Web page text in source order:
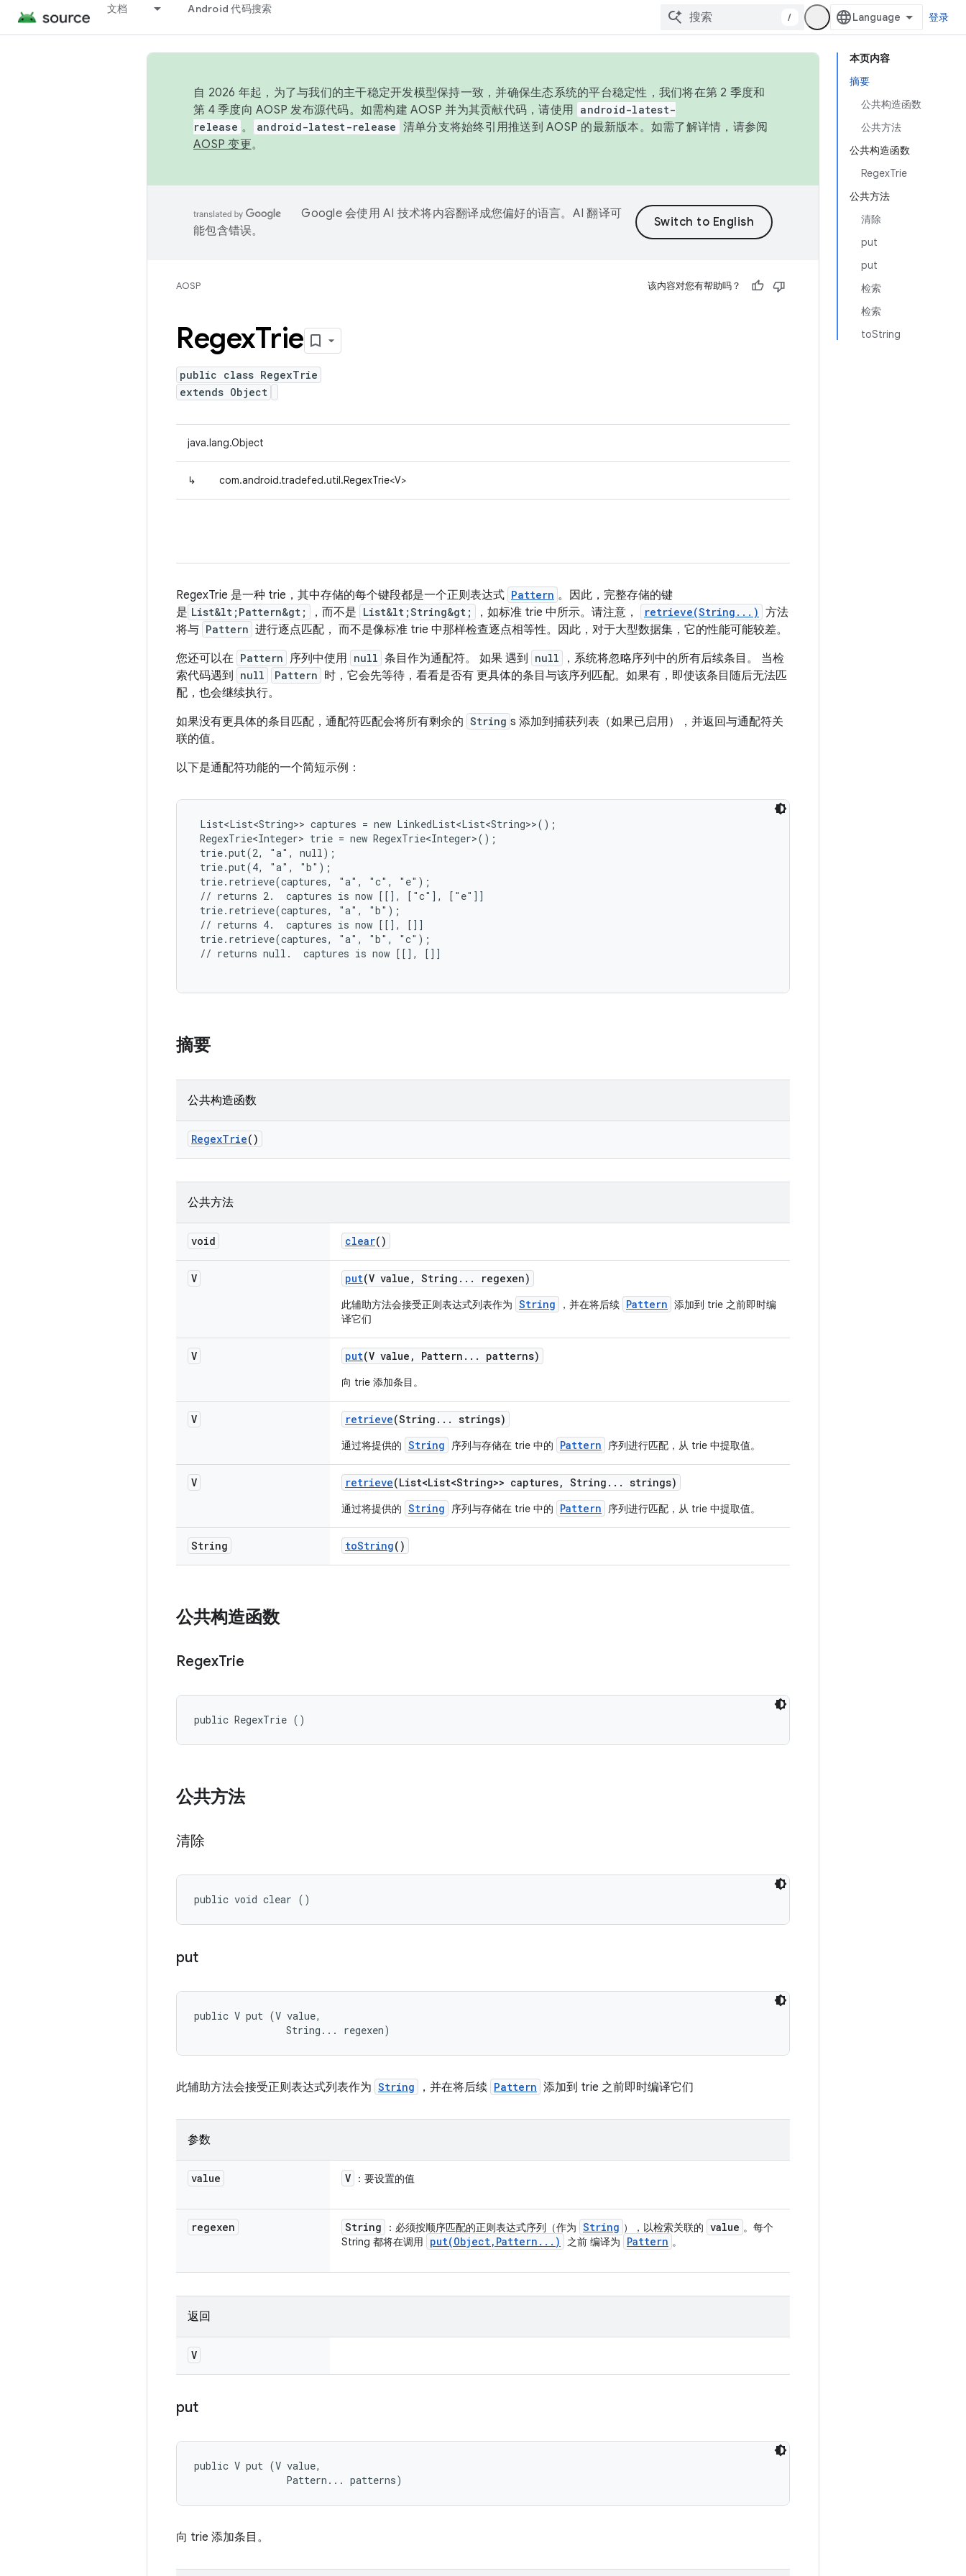
文档 Android 代码搜索
/ 登录
本页内容
摘要
公共构造函数
公共方法
公共构造函数
RegexTrie
公共方法
清除
put
put
检索
检索
toString
自 2026 年起，为了与我们的主干稳定开发模型保持一致，并确保生态系统的平台稳定性，我们将在第 2 季度和
第 4 季度向 AOSP 发布源代码。如需构建 AOSP 并为其贡献代码，请使用 android-latest-
release 。 android-latest-release 清单分支将始终引用推送到 AOSP 的最新版本。如需了解详情，请参阅
AOSP 变更。
Google 会使用 AI 技术将内容翻译成您偏好的语言。AI 翻译可
能包含错误。
AOSP 该内容对您有帮助吗？
RegexTrie
public class RegexTrie
extends Object
java.lang.Object
↳ com.android.tradefed.util.RegexTrie<V>
RegexTrie 是一种 trie，其中存储的每个键段都是一个正则表达式 Pattern 。 因此，完整存储的键
是 List&lt;Pattern&gt; ，而不是 List&lt;String&gt; ，如标准 trie 中所示。请注意， retrieve(String...) 方法
将与 Pattern 进行逐点匹配， 而不是像标准 trie 中那样检查逐点相等性。因此，对于大型数据集，它的性能可能较差。
您还可以在 Pattern 序列中使用 null 条目作为通配符。 如果 遇到 null
，系统将忽略序列中的所有后续条目。 当检
索代码遇到
null Pattern 时，它会先等待，看看是否有 更具体的条目与该序列匹配。如果有，即使该条目随后无法匹
配，也会继续执行。
如果没有更具体的条目匹配，通配符匹配会将所有剩余的 String s 添加到捕获列表（如果已启用），并返回与通配符关
联的值。
以下是通配符功能的一个简短示例：
List<List<String>> captures = new LinkedList<List<String>>();
RegexTrie<Integer> trie = new RegexTrie<Integer>();
trie.put(2, "a", null);
trie.put(4, "a", "b");
trie.retrieve(captures, "a", "c", "e");
// returns 2.  captures is now [[], ["c"], ["e"]]
trie.retrieve(captures, "a", "b");
// returns 4.  captures is now [[], []]
trie.retrieve(captures, "a", "b", "c");
// returns null.  captures is now [[], []]
摘要
公共构造函数
RegexTrie()
公共方法
void clear()
V put(V value , String . . . regexen)
此辅助方法会接受正则表达式列表作为 String ，并在将后续 Pattern 添加到 trie 之前即时编
译它们
V put(V value , Pattern . . . patterns)
向 trie 添加条目。
V retrieve(String . . . strings)
通过将提供的 String 序列与存储在 trie 中的 Pattern 序列进行匹配，从 trie 中提取值。
V retrieve(List<List<String>> captures, String . . . strings)
通过将提供的 String 序列与存储在 trie 中的 Pattern 序列进行匹配，从 trie 中提取值。
String toString()
公共构造函数
RegexTrie
public RegexTrie ()
公共方法
清除
public void clear ()
put
public V put (V value,
                String... regexen)
此辅助方法会接受正则表达式列表作为 String ，并在将后续 Pattern 添加到 trie 之前即时编译它们
参数
value V ：要设置的值
regexen String ：必须按顺序匹配的正则表达式序列（作为 String ），以检索关联的 value 。每个
String 都将在调用
put(Object, Pattern . . . ) 之前 编译为 Pattern 。
返回
V
put
public V put (V value,
                Pattern... patterns)
向 trie 添加条目。